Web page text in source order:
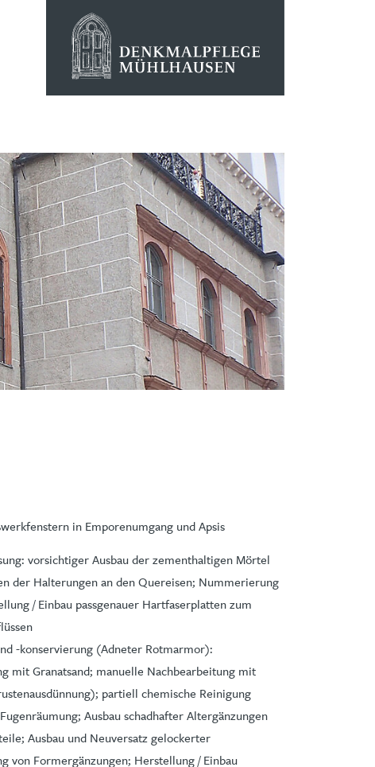
in Emporenumgang und Apsis
vorsichtiger Ausbau der zementhaltigen Mörtel
der Halterungen an den Quereisen; Nummerierung
/ Einbau passgenauer Hartfaserplatten zum
-konservierung (Adneter Rotmarmor):
mit Granatsand; manuelle Nachbearbeitung mit
partiell chemische Reinigung
Ausbau schadhafter Altergänzungen
Ausbau und Neuversatz gelockerter
von Formergänzungen; Herstellung / Einbau